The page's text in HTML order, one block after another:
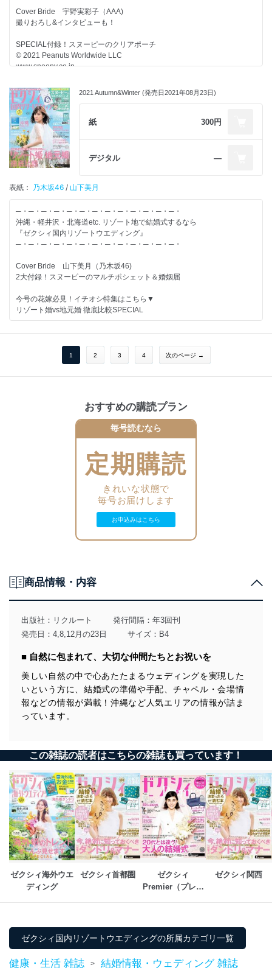
etc…
その後の人生がずっと幸せになることを応援しています。
情報たっぷりのゼクシィを使って、すてきな結婚準備を！
Cover Bride 宇野実彩子（AAA)
撮りおろし&インタビューも！
SPECIAL付録！スヌーピーのクリアポーチ
© 2021 Peanuts Worldwide LLC
www.snoopy.co.jp
今号の花嫁必見！イチオシ特集はこちら▼
エリア×季節 リゾート婚徹底比較SPECIAL
【別冊付録】-------------------------
◆リゾート婚のお金まるわかりBOOK
◆リゾート婚の常識＆マナーBOOK
◆準備ダンドリTO DO シート
◆全国の教会＆式場100BOOK
【特集】-------------------------
◆沖縄WEDDING 密着４DAYS
◆奥深き軽井沢婚の魅力
◆地元婚、海外婚、リゾート婚の違いって？
◆New Normalなリゾート婚の今
◆和やかで落ち着く、那須で結婚式を挙げよう
◆ペアコーディネートidea10
etc…
情報たっぷりのゼクシィを使って、すてきな結婚準備を！
2021 Autumn&Winter (発売日2021年08月23日)
紙 300円
デジタル ―
表紙： 乃木坂46 / 山下美月
─・─・─・─・─・─・─・─・─・─・─・─・─・
沖縄・軽井沢・北海道etc. リゾート地で結婚式するなら
『ゼクシィ国内リゾートウエディング』
─・─・─・─・─・─・─・─・─・─・─・─・─・
Cover Bride 山下美月（乃木坂46)
2大付録！スヌーピーのマルチポシェット＆婚姻届
今号の花嫁必見！イチオシ特集はこちら▼
リゾート婚vs地元婚 徹底比較SPECIAL
【綴じ込み別冊付録】-------------------------
◆リゾート婚の費用明細BOOK
◆沖縄ウエディングBOOK
◆結婚準備TO DO シート
【特集】-------------------------
◆今、リゾート婚に招待されたゲストの本音
◆軽井沢婚 密着72時間
◆すーっと心満たされるResort Wedding Style
◆巻頭撮りおろし＆インタビュー：山下美月（乃木坂46)
◆ロケーション映えドレスSNAP
◆安心！華やか！flower演出
◆結婚式のキャンセル料のおはなし
◆みんなしてます1.5次会
情報たっぷりのゼクシィを使って、すてきな結婚準備を！
1 2 3 4 次のページ →
おすすめの購読プラン
毎号読むなら
定期購読
きれいな状態で
毎号お届けします
お申込みはこちら
商品情報・内容
出版社： リクルート
発行間隔：年3回刊
発売日：4,8,12月の23日
サイズ：B4
■ 自然に包まれて、大切な仲間たちとお祝いを
美しい自然の中で心あたたまるウェディングを実現した
いという方に、結婚式の準備や手配、チャペル・会場情
報などの情報が満載！沖縄など人気エリアの情報が詰ま
っています。
この雑誌の読者はこちらの雑誌も買っています！
ゼクシィ海外ウエ
ディング
ゼクシィ首都圏
ゼクシィ
Premier（プレミ
ゼクシィ関西
ゼクシィ国内リゾートウエディングの所属カテゴリ一覧
健康・生活 雑誌 > 結婚情報・ウェディング 雑誌